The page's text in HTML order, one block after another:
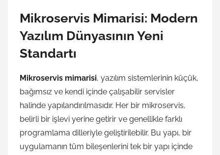
Mikroservis Mimarisi: Modern
Yazılım Dünyasının Yeni
Standartı
Mikroservis mimarisi, yazılım sistemlerinin küçük,
bağımsız ve kendi içinde çalışabilir servisler
halinde yapılandırılmasıdır. Her bir mikroservis,
belirli bir işlevi yerine getirir ve genellikle farklı
programlama dilleriyle geliştirilebilir. Bu yapı, bir
uygulamanın tüm bileşenlerini tek bir yapı içinde